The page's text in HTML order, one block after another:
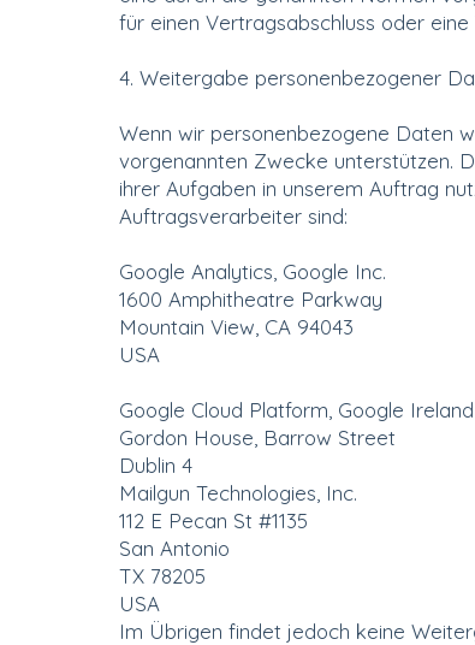
für einen Vertragsabschluss oder
4. Weitergabe personenbezogener
Wenn wir personenbezogene Daten
vorgenannten Zwecke unterstützen.
ihrer Aufgaben in unserem Auftrag
Auftragsverarbeiter sind:
Google Analytics, Google Inc.
1600 Amphitheatre Parkway
Mountain View, CA 94043
USA
Google Cloud Platform, Google
Gordon House, Barrow Street
Dublin 4
Mailgun Technologies, Inc.
112 E Pecan St #1135
San Antonio
TX 78205
USA
Im Übrigen findet jedoch keine